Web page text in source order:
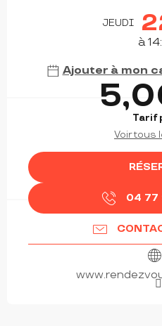
JEUDI
à
Ajouter à mon
Tarif
Voir tous
04 77